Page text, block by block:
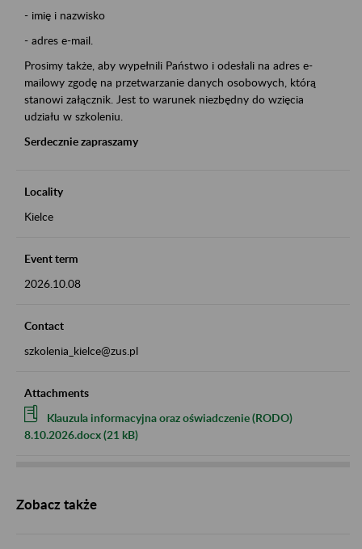
- imię i nazwisko
- adres e-mail.
Prosimy także, aby wypełnili Państwo i odesłali na adres e-
mailowy zgodę na przetwarzanie danych osobowych, którą
stanowi załącznik. Jest to warunek niezbędny do wzięcia
udziału w szkoleniu.
Serdecznie zapraszamy
Locality
Kielce
Event term
2026.10.08
Contact
szkolenia_kielce@zus.pl
Attachments
Klauzula informacyjna oraz oświadczenie (RODO)
8.10.2026.docx (21 kB)
Zobacz także